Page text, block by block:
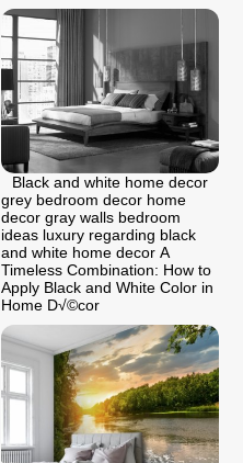
Black and white home decor
grey bedroom decor home
decor gray walls bedroom
ideas luxury regarding black
and white home decor A
Timeless Combination: How to
Apply Black and White Color in
Home D√©cor